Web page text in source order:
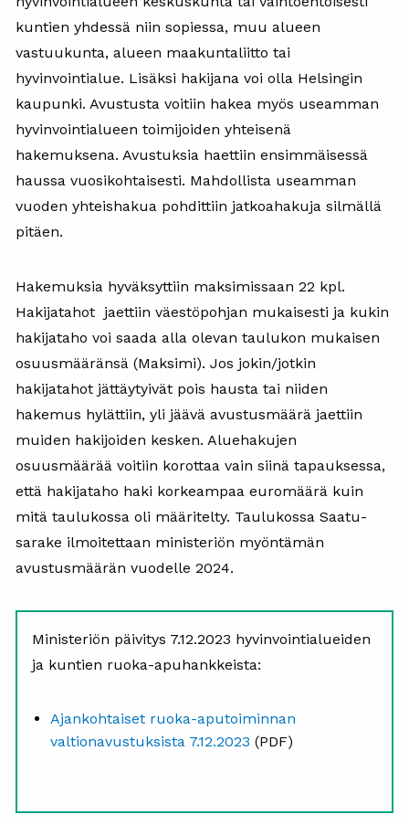
kuntien yhdessä niin sopiessa, muu alueen
vastuukunta, alueen maakuntaliitto tai
hyvinvointialue. Lisäksi hakijana voi olla Helsingin
kaupunki. Avustusta voitiin hakea myös useamman
hyvinvointialueen toimijoiden yhteisenä
hakemuksena. Avustuksia haettiin ensimmäisessä
haussa vuosikohtaisesti. Mahdollista useamman
vuoden yhteishakua pohdittiin jatkoahakuja silmällä
pitäen.
Hakemuksia hyväksyttiin maksimissaan 22 kpl.
Hakijatahot jaettiin väestöpohjan mukaisesti ja kukin
hakijataho voi saada alla olevan taulukon mukaisen
osuusmääränsä (Maksimi). Jos jokin/jotkin
hakijatahot jättäytyivät pois hausta tai niiden
hakemus hylättiin, yli jäävä avustusmäärä jaettiin
muiden hakijoiden kesken. Aluehakujen
osuusmäärää voitiin korottaa vain siinä tapauksessa,
että hakijataho haki korkeampaa euromäärä kuin
mitä taulukossa oli määritelty. Taulukossa Saatu-
sarake ilmoitettaan ministeriön myöntämän
avustusmäärän vuodelle 2024.
Ministeriön päivitys 7.12.2023 hyvinvointialueiden
ja kuntien ruoka-apuhankkeista:
Ajankohtaiset ruoka-aputoiminnan
valtionavustuksista 7.12.2023 (PDF)